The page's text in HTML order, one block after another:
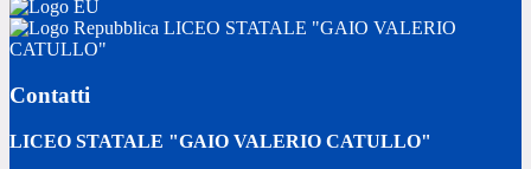
LICEO STATALE "GAIO VALERIO
CATULLO"
Contatti
LICEO STATALE "GAIO VALERIO CATULLO"